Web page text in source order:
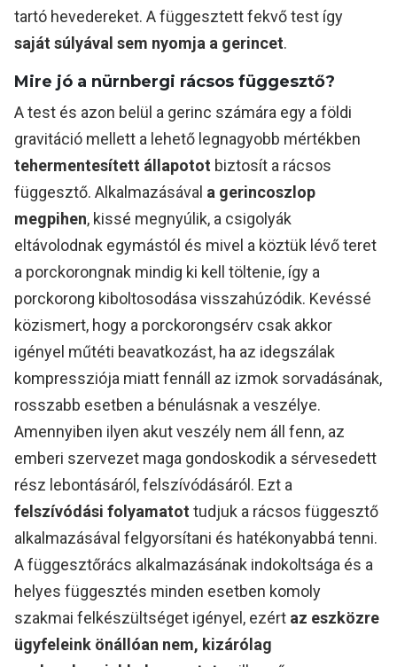
tartó hevedereket. A függesztett fekvő test így
saját súlyával sem nyomja a gerincet.
Mire jó a nürnbergi rácsos függesztő?
A test és azon belül a gerinc számára egy a földi
gravitáció mellett a lehető legnagyobb mértékben
tehermentesített állapotot biztosít a rácsos
függesztő. Alkalmazásával a gerincoszlop
megpihen, kissé megnyúlik, a csigolyák
eltávolodnak egymástól és mivel a köztük lévő teret
a porckorongnak mindig ki kell töltenie, így a
porckorong kiboltosodása visszahúzódik. Kevéssé
közismert, hogy a porckorongsérv csak akkor
igényel műtéti beavatkozást, ha az idegszálak
kompressziója miatt fennáll az izmok sorvadásának,
rosszabb esetben a bénulásnak a veszélye.
Amennyiben ilyen akut veszély nem áll fenn, az
emberi szervezet maga gondoskodik a sérvesedett
rész lebontásáról, felszívódásáról. Ezt a
felszívódási folyamatot tudjuk a rácsos függesztő
alkalmazásával felgyorsítani és hatékonyabbá tenni.
A függesztőrács alkalmazásának indokoltsága és a
helyes függesztés minden esetben komoly
szakmai felkészültséget igényel, ezért az eszközre
ügyfeleink önállóan nem, kizárólag